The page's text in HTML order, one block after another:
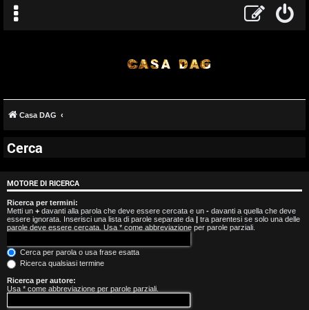
A
r
g
o
m
e
n
Casa DAG
Cerca
MOTORE DI RICERCA
Ricerca per termini:
Metti un + davanti alla parola che deve essere cercata e un - davanti a quella che deve
essere ignorata. Inserisci una lista di parole separate da | tra parentesi se solo una delle
parole deve essere cercata. Usa * come abbreviazione per parole parziali.
Cerca per parola o usa frase esatta
Ricerca qualsiasi termine
Ricerca per autore:
Usa * come abbreviazione per parole parziali.